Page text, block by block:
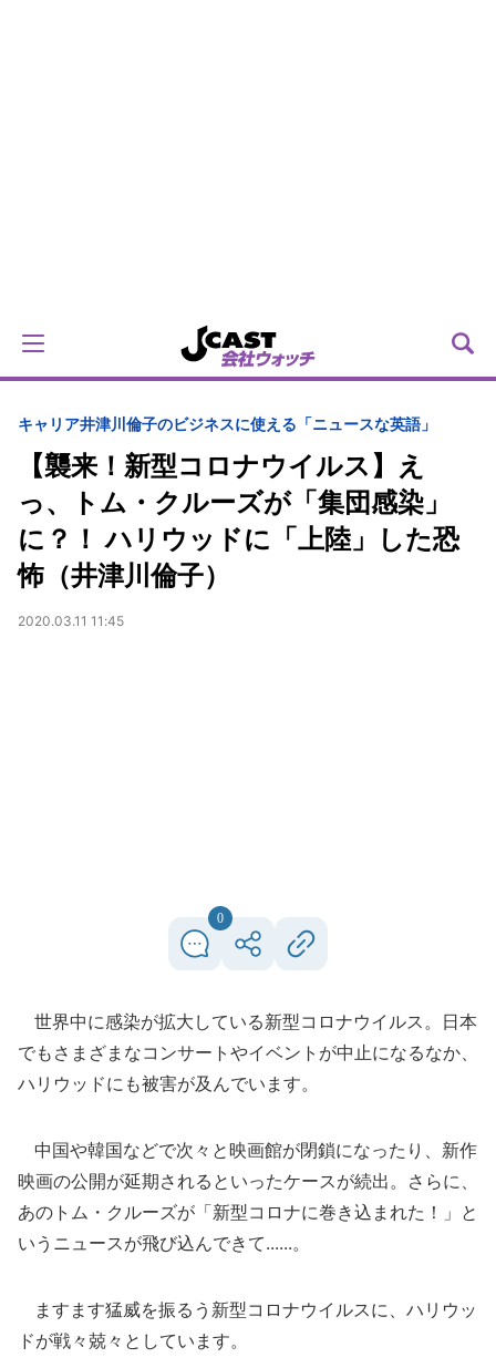
キャリア井津川倫子のビジネスに使える「ニュースな英語」
【襲来！新型コロナウイルス】え
っ、トム・クルーズが「集団感染」
に？！ ハリウッドに「上陸」した恐
怖（井津川倫子）
2020.03.11 11:45
0
世界中に感染が拡大している新型コロナウイルス。日本
でもさまざまなコンサートやイベントが中止になるなか、
ハリウッドにも被害が及んでいます。
中国や韓国などで次々と映画館が閉鎖になったり、新作
映画の公開が延期されるといったケースが続出。さらに、
あのトム・クルーズが「新型コロナに巻き込まれた！」と
いうニュースが飛び込んできて......。
ますます猛威を振るう新型コロナウイルスに、ハリウッ
ドが戦々兢々としています。